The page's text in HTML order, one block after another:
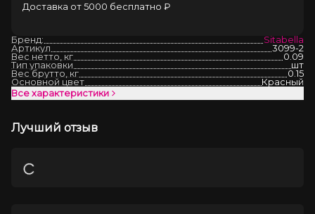
Доставка от 5000 бесплатно ₽
Бренд:
Sitabella
Артикул
3099-2
Вес нетто, кг
0.09
Тип упаковки
шт
Вес брутто, кг
0.15
Основной цвет
Красный
Все характеристики
Лучший отзыв
Загрузка